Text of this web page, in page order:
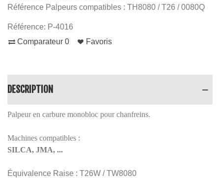
Référence Palpeurs compatibles : TH8080 / T26 / 0080Q
Référence: P-4016
Comparateur 0 Favoris
DESCRIPTION
Palpeur en carbure monobloc pour chanfreins.
Machines compatibles :
SILCA, JMA, ...
Équivalence Raise : T26W / TW8080